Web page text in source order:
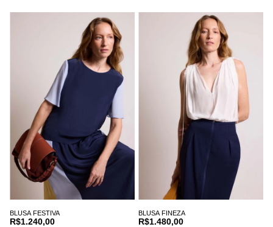
BLUSA FESTIVA
R$1.240,00
BLUSA FINEZA
R$1.480,00